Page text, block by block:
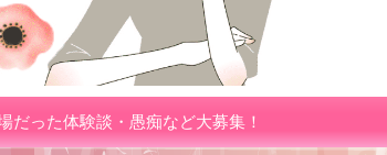
だった体験談・愚痴など大募集！